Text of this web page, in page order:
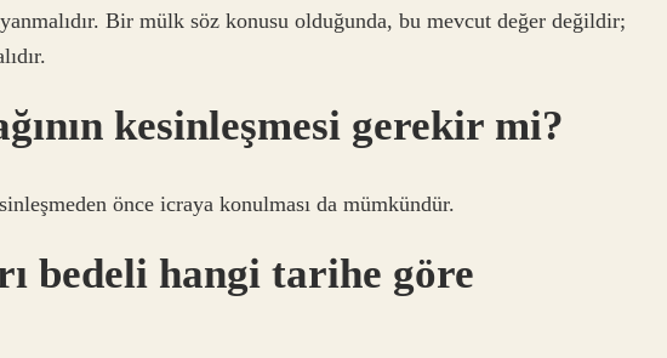
Bir mülk söz konusu olduğunda, bu mevcut değer değildir;
kesinleşmesi gerekir mi?
önce icraya konulması da mümkündür.
bedeli hangi tarihe göre